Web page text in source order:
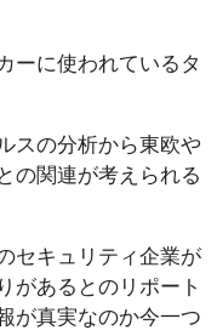
ーに使われているタ
スの分析から東欧や
の関連が考えられる
セキュリティ企業が
があるとのリポート
が真実なのか今一つ